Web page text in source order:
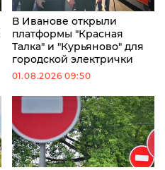
В Иванове открыли
платформы "Красная
Талка" и "Курьяново" для
городской электрички
01.08.2026 09:50